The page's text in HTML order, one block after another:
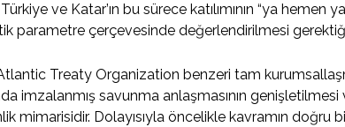
ve Katar’ın bu sürece katılımının “ya hemen
parametre çerçevesinde değerlendirilmesi
Atlantic Treaty Organization benzeri tam
imzalanmış savunma anlaşmasının
mimarisidir. Dolayısıyla öncelikle kavramın doğru